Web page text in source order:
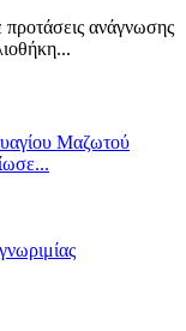
προτάσεις ανάγνωσης
Μαζωτού